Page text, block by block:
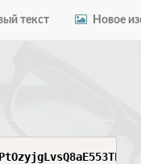
текст Новое